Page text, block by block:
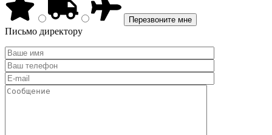
Письмо директору